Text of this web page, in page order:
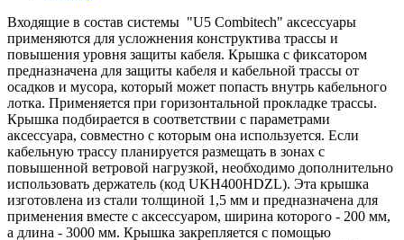
Входящие в состав системы "U5 Combitech" аксессуары
применяются для усложнения конструктива трассы и
повышения уровня защиты кабеля. Крышка с фиксатором
предназначена для защиты кабеля и кабельной трассы от
осадков и мусора, который может попасть внутрь кабельного
лотка. Применяется при горизонтальной прокладке трассы.
Крышка подбирается в соответствии с параметрами
аксессуара, совместно с которым она используется. Если
кабельную трассу планируется размещать в зонах с
повышенной ветровой нагрузкой, необходимо дополнительно
использовать держатель (код UKH400HDZL). Эта крышка
изготовлена из стали толщиной 1,5 мм и предназначена для
применения вместе с аксессуаром, ширина которого - 200 мм,
а длина - 3000 мм. Крышка закрепляется с помощью